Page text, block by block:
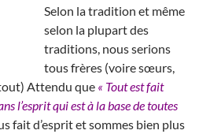
Selon la tradition et même
selon la plupart des
traditions, nous serions
tous frères (voire sœurs,
Attendu que « Tout est fait
l’esprit qui est à la base de toutes
fait d’esprit et sommes bien plus